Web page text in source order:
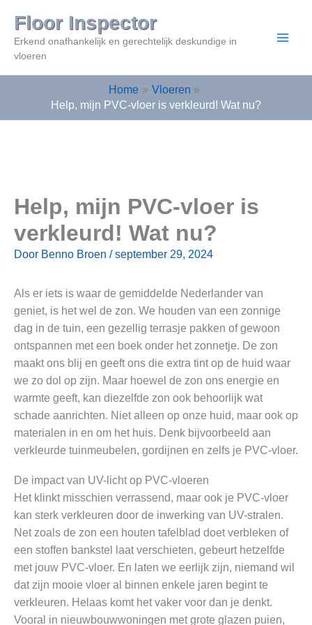
naar
inhoud
Floor Inspector
Erkend onafhankelijk en gerechtelijk deskundige in
vloeren
Home
Vloeren
Help, mijn PVC-vloer is verkleurd! Wat nu?
Help, mijn PVC-vloer is
verkleurd! Wat nu?
Door Benno Broen /september 29, 2024
Als er iets is waar de gemiddelde Nederlander van
geniet, is het wel de zon. We houden van een zonnige
dag in de tuin, een gezellig terrasje pakken of gewoon
ontspannen met een boek onder het zonnetje. De zon
maakt ons blij en geeft ons die extra tint op de huid waar
we zo dol op zijn. Maar hoewel de zon ons energie en
warmte geeft, kan diezelfde zon ook behoorlijk wat
schade aanrichten. Niet alleen op onze huid, maar ook op
materialen in en om het huis. Denk bijvoorbeeld aan
verkleurde tuinmeubelen, gordijnen en zelfs je PVC-vloer.
De impact van UV-licht op PVC-vloeren
Het klinkt misschien verrassend, maar ook je PVC-vloer
kan sterk verkleuren door de inwerking van UV-stralen.
Net zoals de zon een houten tafelblad doet verbleken of
een stoffen bankstel laat verschieten, gebeurt hetzelfde
met jouw PVC-vloer. En laten we eerlijk zijn, niemand wil
dat zijn mooie vloer al binnen enkele jaren begint te
verkleuren. Helaas komt het vaker voor dan je denkt.
Vooral in nieuwbouwwoningen met grote glazen puien,